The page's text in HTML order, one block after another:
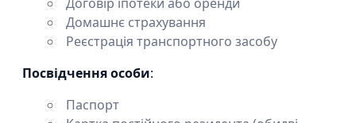
Домашнє страхування
Реєстрація транспортного засобу
Посвідчення особи:
Паспорт